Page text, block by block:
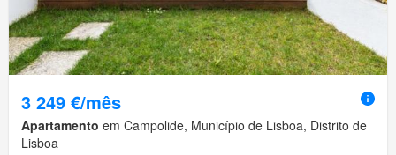
3 249 €/mês
Apartamento em Campolide, Município de Lisboa, Distrito de
Lisboa